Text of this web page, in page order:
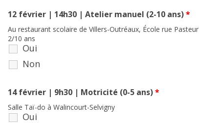
12 février | 14h30 | Atelier manuel (2-10 ans)*
Oui
Non
Au restaurant scolaire de Villers-Outréaux, École rue Pasteur
2/10 ans
14 février | 9h30 | Motricité (0-5 ans)*
Oui
Salle Taï-do à Walincourt-Selvigny